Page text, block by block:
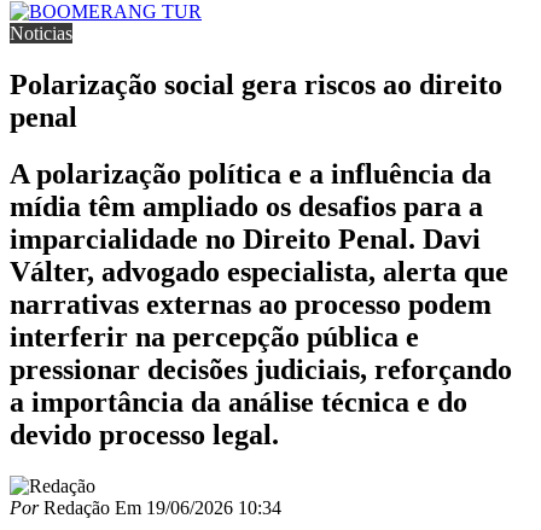
Noticias
Polarização social gera riscos ao direito
penal
A polarização política e a influência da
mídia têm ampliado os desafios para a
imparcialidade no Direito Penal. Davi
Válter, advogado especialista, alerta que
narrativas externas ao processo podem
interferir na percepção pública e
pressionar decisões judiciais, reforçando
a importância da análise técnica e do
devido processo legal.
PorRedação Em 19/06/2026 10:34